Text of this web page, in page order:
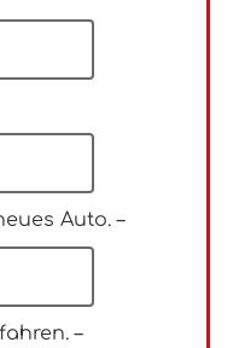
Auto. –
–